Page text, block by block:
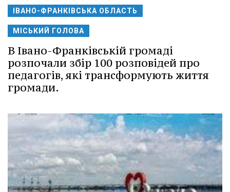
ІВАНО-ФРАНКІВСЬКА ОБЛАСТЬ
МІСЬКИЙ ГОЛОВА
В Івано-Франківській громаді
розпочали збір 100 розповідей про
педагогів, які трансформують життя
громади.